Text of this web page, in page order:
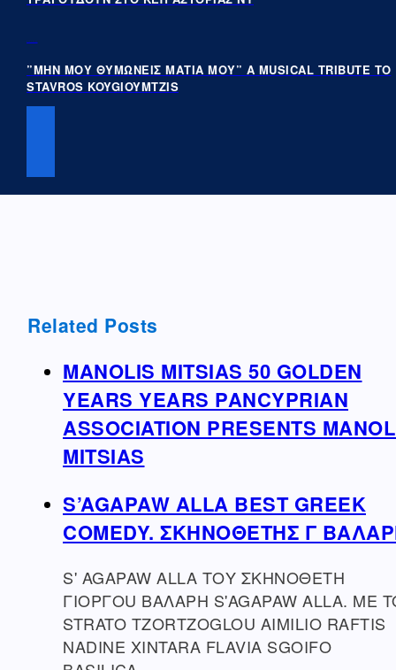
”ΜΗΝ ΜΟΥ ΘΥΜΩΝΕΙΣ ΜΑΤΙΑ ΜΟΥ” A MUSICAL TRIBUTE TO
STAVROS KOYGIOYMTZIS
Related Posts
MANOLIS MITSIAS 50 GOLDEN
YEARS YEARS PANCYPRIAN
ASSOCIATION PRESENTS
MITSIAS
S’AGAPAW ALLA BEST GREEK
COMEDY. ΣΚΗΝΟΘΕΤΗΣ Γ
S' AGAPAW ALLA ΤΟY ΣΚΗΝΟΘΕΤΗ
ΓΙΟΡΓΟU ΒΑΛΑΡΗ S'AGAPAW ALLA. ME
STRATO TZORTZOGLOU AIMILIO RAFTIS
NADINE XINTARA FLAVIA SGOIFO